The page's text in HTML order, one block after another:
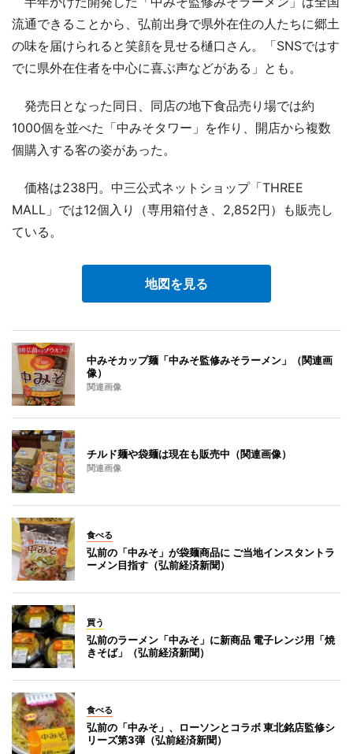
流通できることから、弘前出身で県外在住の人たちに郷土
の味を届けられると笑顔を見せる樋口さん。「SNSではす
でに県外在住者を中心に喜ぶ声などがある」とも。
発売日となった同日、同店の地下食品売り場では約
1000個を並べた「中みそタワー」を作り、開店から複数
個購入する客の姿があった。
価格は238円。中三公式ネットショップ「THREE
MALL」では12個入り（専用箱付き、2,852円）も販売し
ている。
地図を見る
中みそカップ麺「中みそ監修みそラーメン」（関連画
像）
関連画像
チルド麺や袋麺は現在も販売中（関連画像）
関連画像
食べる
弘前の「中みそ」が袋麺商品に ご当地インスタントラ
ーメン目指す（弘前経済新聞）
買う
弘前のラーメン「中みそ」に新商品 電子レンジ用「焼
きそば」（弘前経済新聞）
食べる
弘前の「中みそ」、ローソンとコラボ 東北銘店監修シ
リーズ第3弾（弘前経済新聞）